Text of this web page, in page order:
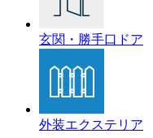
玄関・勝手口ドア
外装エクステリア